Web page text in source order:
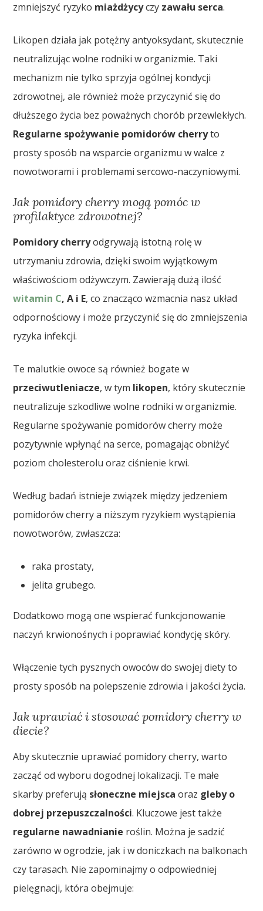
zmniejszyć ryzyko miażdżycyczy zawału serca.
Likopen działa jak potężny antyoksydant, skutecznie
neutralizując wolne rodniki w organizmie. Taki
mechanizm nie tylko sprzyja ogólnej kondycji
zdrowotnej, ale również może przyczynić się do
dłuższego życia bez poważnych chorób przewlekłych.
Regularne spożywanie pomidorów cherryto
prosty sposób na wsparcie organizmu w walce z
nowotworami i problemami sercowo-naczyniowymi.
Jak pomidory cherry mogą pomóc w
profilaktyce zdrowotnej?
Pomidory cherryodgrywają istotną rolę w
utrzymaniu zdrowia, dzięki swoim wyjątkowym
właściwościom odżywczym. Zawierają dużą ilość
witamin C, A i E, co znacząco wzmacnia nasz układ
odpornościowy i może przyczynić się do zmniejszenia
ryzyka infekcji.
Te malutkie owoce są również bogate w
przeciwutleniacze, w tym likopen, który skutecznie
neutralizuje szkodliwe wolne rodniki w organizmie.
Regularne spożywanie pomidorów cherry może
pozytywnie wpłynąć na serce, pomagając obniżyć
poziom cholesterolu oraz ciśnienie krwi.
Według badań istnieje związek między jedzeniem
pomidorów cherry a niższym ryzykiem wystąpienia
nowotworów, zwłaszcza:
raka prostaty,
jelita grubego.
Dodatkowo mogą one wspierać funkcjonowanie
naczyń krwionośnych i poprawiać kondycję skóry.
Włączenie tych pysznych owoców do swojej diety to
prosty sposób na polepszenie zdrowia i jakości życia.
Jak uprawiać i stosować pomidory cherry w
diecie?
Aby skutecznie uprawiać pomidory cherry, warto
zacząć od wyboru dogodnej lokalizacji. Te małe
skarby preferują słoneczne miejsca oraz gleby o
dobrej przepuszczalności. Kluczowe jest także
regularne nawadnianie roślin. Można je sadzić
zarówno w ogrodzie, jak i w doniczkach na balkonach
czy tarasach. Nie zapominajmy o odpowiedniej
pielęgnacji, która obejmuje: